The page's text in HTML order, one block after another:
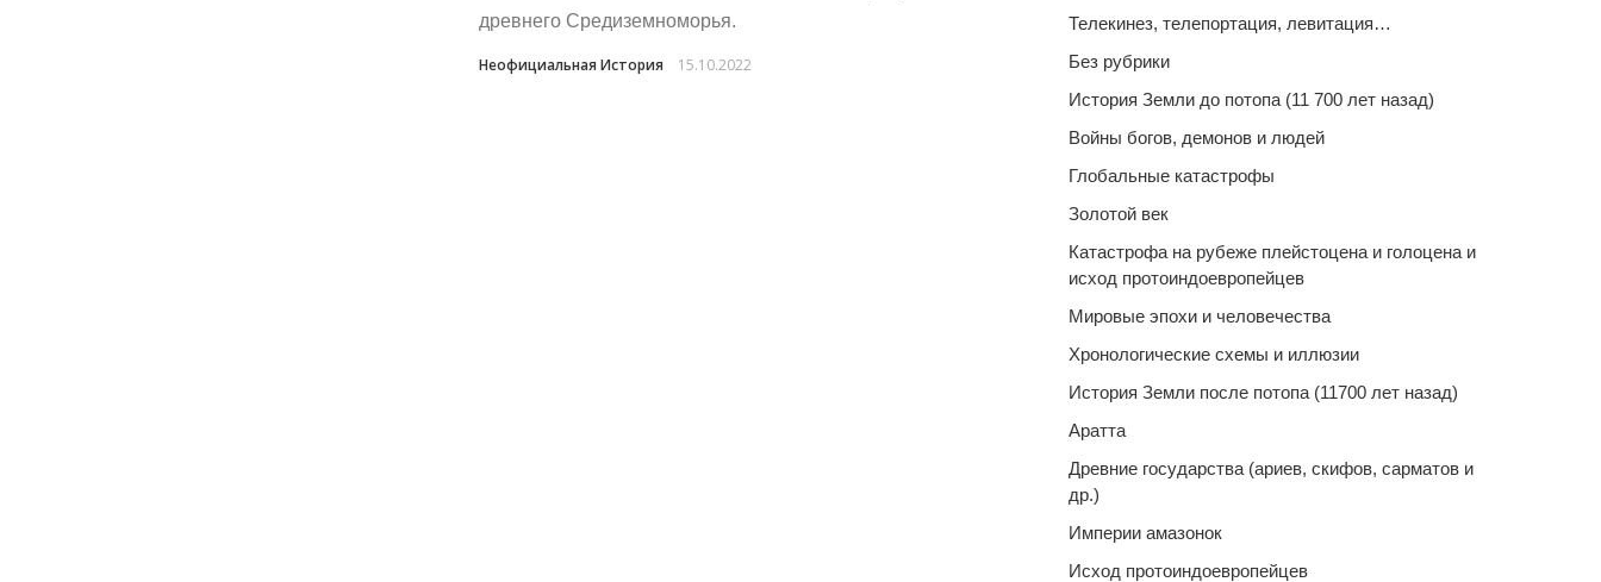
древнего Средиземноморья.
Неофициальная История 15.10.2022
Телекинез, телепортация, левитация…
Без рубрики
История Земли до потопа (11 700 лет назад)
Войны богов, демонов и людей
Глобальные катастрофы
Золотой век
Катастрофа на рубеже плейстоцена и голоцена и
исход протоиндоевропейцев
Мировые эпохи и человечества
Хронологические схемы и иллюзии
История Земли после потопа (11700 лет назад)
Аратта
Древние государства (ариев, скифов, сарматов и
др.)
Империи амазонок
Исход протоиндоевропейцев